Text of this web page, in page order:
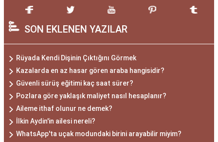
SON EKLENEN YAZILAR
Rüyada Kendi Dişinin Çıktığını Görmek
Kazalarda en az hasar gören araba hangisidir?
Güvenli sürüş eğitimi kaç saat sürer?
Pozlara göre yaklaşık maliyet nasıl hesaplanır?
Aileme ithaf olunur ne demek?
İlkin Aydin'in ailesi nereli?
WhatsApp'ta uçak modundaki birini arayabilir miyim?